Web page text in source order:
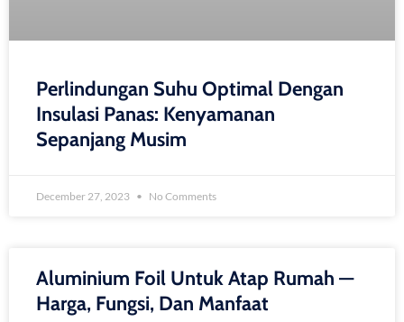
Perlindungan Suhu Optimal Dengan
Insulasi Panas: Kenyamanan
Sepanjang Musim
December 27, 2023 No Comments
Aluminium Foil Untuk Atap Rumah —
Harga, Fungsi, Dan Manfaat